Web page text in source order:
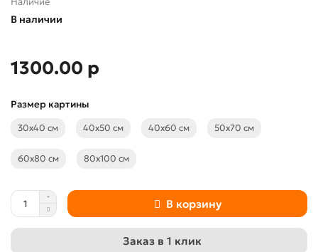
В наличии
1300.00 р
Размер картины
30х40 см 40х50 см 40х60 см 50х70 см
60х80 см 80х100 см
В корзину
Заказ в 1 клик